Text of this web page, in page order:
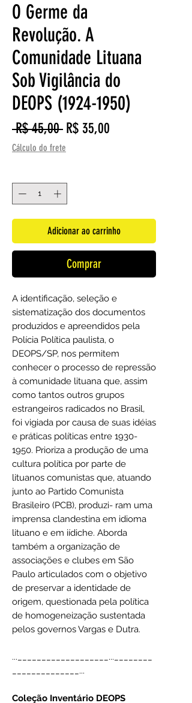
O Germe da
Revolução. A
Comunidade Lituana
Sob Vigilância do
DEOPS (1924-1950)
R$ 45,00 Preço
normal
R$ 35,00
Cálculo do frete
Adicionar ao carrinho
Comprar
A identificação, seleção e
sistematização dos documentos
produzidos e apreendidos pela
Polícia Política paulista, o
DEOPS/SP, nos permitem
conhecer o processo de repressão
à comunidade lituana que, assim
como tantos outros grupos
estrangeiros radicados no Brasil,
foi vigiada por causa de suas idéias
e práticas políticas entre 1930-
1950. Prioriza a produção de uma
cultura política por parte de
lituanos comunistas que, atuando
junto ao Partido Comunista
Brasileiro (PCB), produzi- ram uma
imprensa clandestina em idioma
lituano e em iídiche. Aborda
também a organização de
associações e clubes em São
Paulo articulados com o objetivo
de preservar a identidade de
origem, questionada pela política
de homogeneização sustentada
pelos governos Vargas e Dutra.
...___________________...________
______________...
Coleção Inventário DEOPS